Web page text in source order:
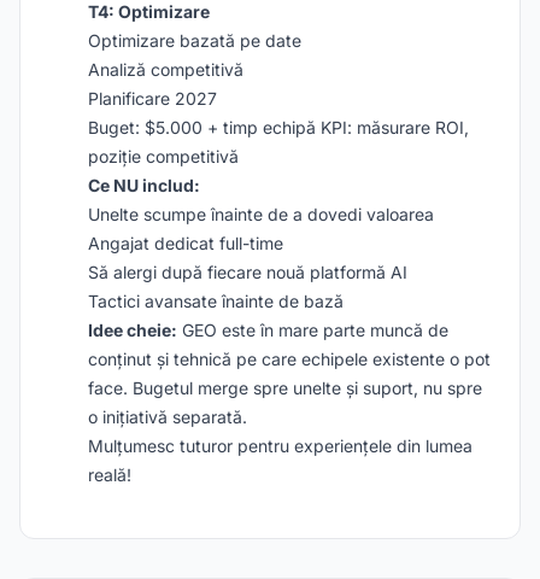
T4: Optimizare
Optimizare bazată pe date
Analiză competitivă
Planificare 2027
Buget: $5.000 + timp echipă KPI: măsurare ROI,
poziție competitivă
Ce NU includ:
Unelte scumpe înainte de a dovedi valoarea
Angajat dedicat full-time
Să alergi după fiecare nouă platformă AI
Tactici avansate înainte de bază
Idee cheie: GEO este în mare parte muncă de
conținut și tehnică pe care echipele existente o pot
face. Bugetul merge spre unelte și suport, nu spre
o inițiativă separată.
Mulțumesc tuturor pentru experiențele din lumea
reală!